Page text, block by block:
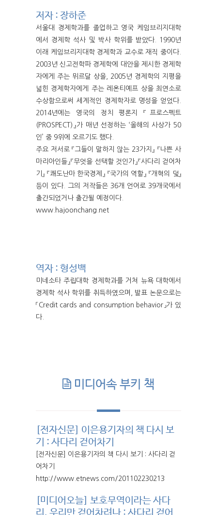
저자 : 장하준
서울대 경제학과를 졸업하고 영국 케임브리지대학
에서 경제학 석사 및 박사 학위를 받았다. 1990년
이래 케임브리지대학 경제학과 교수로 재직 중이다.
2003년 신고전학파 경제학에 대안을 제시한 경제학
자에게 주는 뮈르달 상을, 2005년 경제학의 지평을
넓힌 경제학자에게 주는 레온티예프 상을 최연소로
수상함으로써 세계적인 경제학자로 명성을 얻었다.
2014년에는 영국의 정치 평론지 『프로스펙트
(PROSPECT)』가 매년 선정하는 ‘올해의 사상가 50
인’ 중 9위에 오르기도 했다.
주요 저서로 『그들이 말하지 않는 23가지』 『나쁜 사
마리아인들』『무엇을 선택할 것인가』『사다리 걷어차
기』 『쾌도난마 한국경제』 『국가의 역할』 『개혁의 덫』
등이 있다. 그의 저작들은 36개 언어로 39개국에서
출간되었거나 출간될 예정이다.
www.hajoonchang.net
역자 : 형성백
미네소타 주립대학 경제학과를 거쳐 뉴욕 대학에서
경제학 석사 학위를 취득하였으며, 발표 논문으로는
「Credit cards and consumption behavior」가 있
다.
미디어속 부키 책
[전자신문] 이은용기자의 책 다시 보
기 : 사다리 걷어차기
[전자신문] 이은용기자의 책 다시 보기 : 사다리 걷
어차기
http://www.etnews.com/201102230213
[미디어오늘] 보호무역이라는 사다
리, 우리만 걷어차려나 : 사다리 걷어